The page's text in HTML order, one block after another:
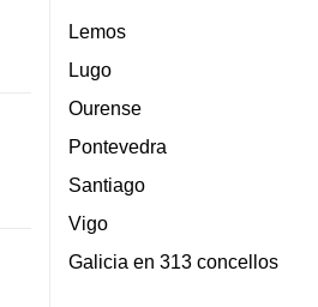
Lemos
Lugo
Ourense
Pontevedra
Santiago
Vigo
Galicia en 313 concellos